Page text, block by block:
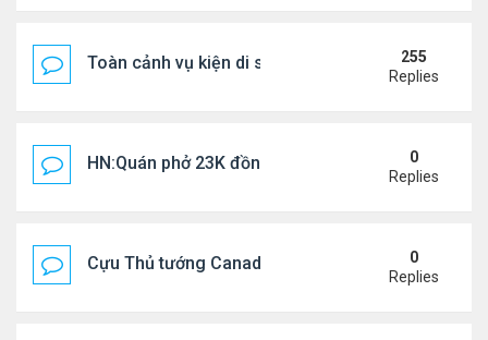
Toàn cảnh vụ kiện di sản CNS VŨ LINH
255
Replies
HN:Quán phở 23K đồng một bát, 7 năm không
0
Replies
Cựu Thủ tướng Canada thoa kem chống nắng
0
Replies